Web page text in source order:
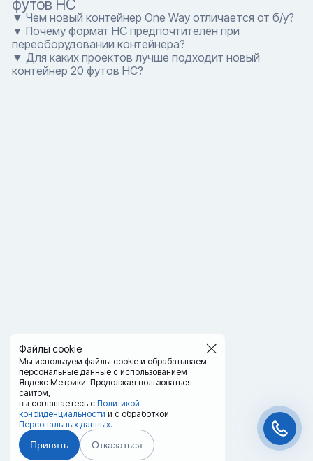
Файлы cookie
Мы используем файлы cookie и обрабатываем
персональные данные с использованием
Яндекс Метрики. Продолжая пользоваться
сайтом,
вы соглашаетесь с Политикой
конфиденциальности и с обработкой
Персональных данных.
Принять Отказаться
футов HC
▼ Чем новый контейнер One Way отличается от б/у?
▼ Почему формат HC предпочтителен при
переоборудовании контейнера?
▼ Для каких проектов лучше подходит новый
контейнер 20 футов HC?